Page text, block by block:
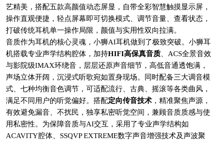
艺精美，搭配五款高颜值动态屏显，自带全彩智慧触摸显示屏，
操作直观便捷，轻点屏幕即可切换模式、调节音量、查看状态，
打破传统耳机单一操作局限，颜值与实用性双向拉满。
音质作为耳机的核心灵魂，小狮AI耳机做到了极致突破。小狮耳
机搭载专业声学结构腔体，加持HIFI高保真音质、ACS全景音效
与影院级IMAX环绕音，层层还原声音细节，高低音通透饱满，
声场立体开阔，沉浸式听歌宛如置身现场。同时配备三大调音模
式、七种均衡音色调节，可适配流行、古典、摇滚等各类曲风，
满足不同用户的听觉偏好。搭配定向传音技术 ，精准聚焦声源，
有效避免漏音、不扰民，独享私密听觉空间，兼顾音质质感与使
用私密性。为保障音质与AI交互，采用了专业声学结构如
ACAVITY腔体、SSQVP EXTREME数字声音增强技术及声波聚